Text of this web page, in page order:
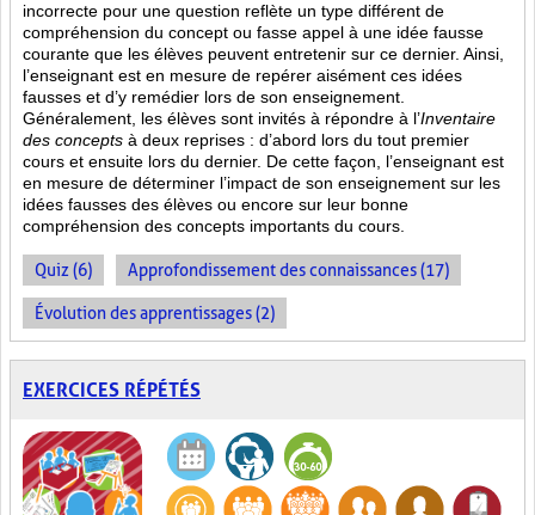
incorrecte pour une question reflète un type différent de
compréhension du concept ou fasse appel à une idée fausse
courante que les élèves peuvent entretenir sur ce dernier. Ainsi,
l’enseignant est en mesure de repérer aisément ces idées
fausses et d’y remédier lors de son enseignement.
Généralement, les élèves sont invités à répondre à l’Inventaire
des concepts à deux reprises : d’abord lors du tout premier
cours et ensuite lors du dernier. De cette façon, l’enseignant est
en mesure de déterminer l’impact de son enseignement sur les
idées fausses des élèves ou encore sur leur bonne
compréhension des concepts importants du cours.
Quiz (6) Approfondissement des connaissances (17)
Évolution des apprentissages (2)
EXERCICES RÉPÉTÉS